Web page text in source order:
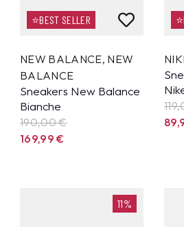
⭐BEST SELLER
NEW BALANCE, NEW
BALANCE
Sneakers New Balance
Bianche
190,00 €
169,99€
11%